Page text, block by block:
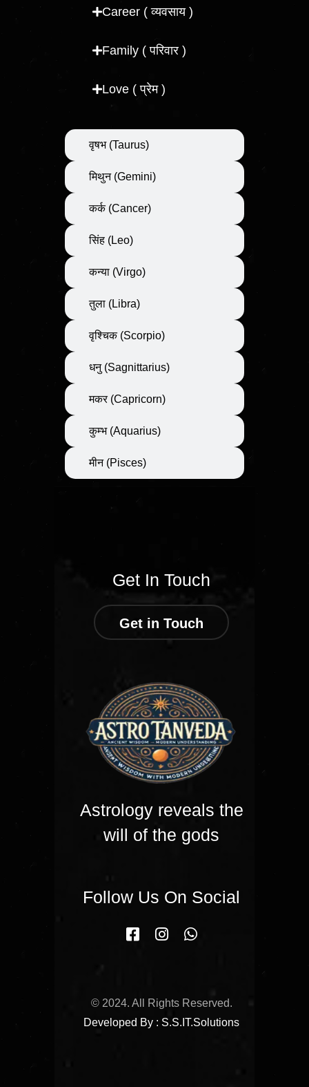
वृषभ (Taurus)
मिथुन (Gemini)
कर्क (Cancer)
सिंह (Leo)
कन्या (Virgo)
तुला (Libra)
वृश्चिक (Scorpio)
धनु (Sagnittarius)
मकर (Capricorn)
कुम्भ (Aquarius)
मीन (Pisces)
Career ( व्यवसाय )
Family ( परिवार )
Love ( प्रेम )
Get In Touch
Get in Touch
Astrology reveals the
will of the gods
Follow Us On Social
© 2024. All Rights Reserved.
Developed By : S.S.IT.Solutions